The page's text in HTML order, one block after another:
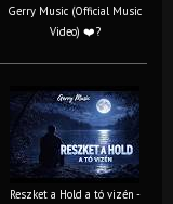
Gerry Music (Official Music
Video) ❤️?
Reszket a Hold a tó vizén -